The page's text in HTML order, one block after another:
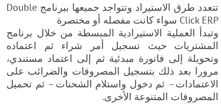
تتعدد طرق الاستيراد وتتواجد جميعها ببرنامج Double
Click ERP سواء كانت مفصله أو مختصرة
وتبدأ العملية الاستيرادية المبسطة من خلال برنامج
المشتريات حيث تسجيل أمر شراء ثم اعتماده
وتحويلة إلى فاتورة مبدئية ثم إلى اعتماد مستندي،
مرورا بعد ذلك بتسجيل المصروفات والضرائب على
الاعتمادات – ثم دخول واستلام الشحنات – ثم تحميل
المصروفات المتنوعة الأخرى.